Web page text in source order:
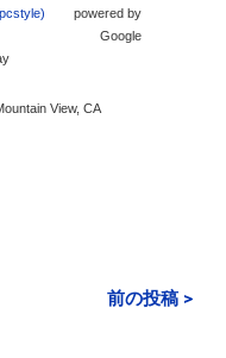
powered by
Google
View, CA
前の投稿 >